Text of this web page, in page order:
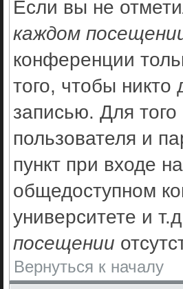
Если вы не
каждом
конференции
того, чтобы никто
записью. Для
пользователя и
пункт при входе
общедоступном
университете и
посещении
Вернуться к началу